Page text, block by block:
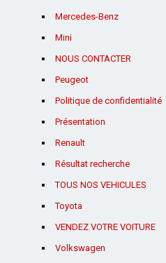
Mercedes-Benz
Mini
NOUS CONTACTER
Peugeot
Politique de confidentialité
Présentation
Renault
Résultat recherche
TOUS NOS VEHICULES
Toyota
VENDEZ VOTRE VOITURE
Volkswagen